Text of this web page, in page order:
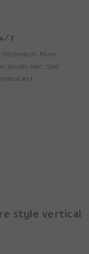
online
Nunc
iaculis nec. Sed
est.
style vertical